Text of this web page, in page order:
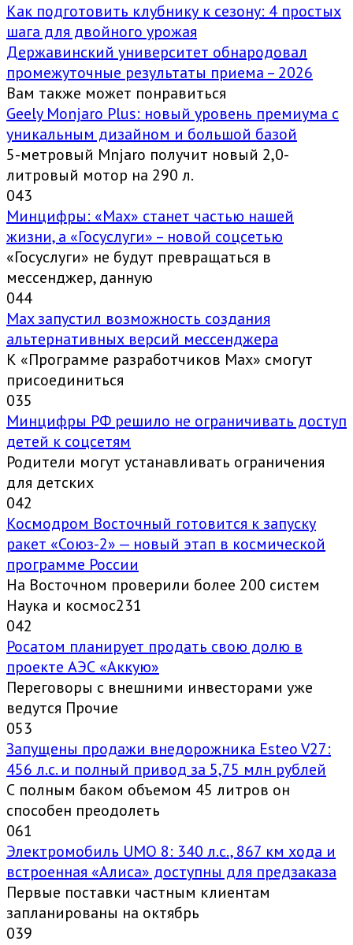
Как подготовить клубнику к сезону: 4 простых
шага для двойного урожая
Державинский университет обнародовал
промежуточные результаты приема – 2026
Вам также может понравиться
Geely Monjaro Plus: новый уровень премиума с
уникальным дизайном и большой базой
5-метровый Mnjaro получит новый 2,0-
литровый мотор на 290 л.
043
Минцифры: «Max» станет частью нашей
жизни, а «Госуслуги» – новой соцсетью
«Госуслуги» не будут превращаться в
мессенджер, данную
044
Max запустил возможность создания
альтернативных версий мессенджера
К «Программе разработчиков Max» смогут
присоединиться
035
Минцифры РФ решило не ограничивать доступ
детей к соцсетям
Родители могут устанавливать ограничения
для детских
042
Космодром Восточный готовится к запуску
ракет «Союз-2» — новый этап в космической
программе России
На Восточном проверили более 200 систем
Наука и космос231
042
Росатом планирует продать свою долю в
проекте АЭС «Аккую»
Переговоры с внешними инвесторами уже
ведутся Прочие
053
Запущены продажи внедорожника Esteo V27:
456 л.с. и полный привод за 5,75 млн рублей
С полным баком объемом 45 литров он
способен преодолеть
061
Электромобиль UMO 8: 340 л.с., 867 км хода и
встроенная «Алиса» доступны для предзаказа
Первые поставки частным клиентам
запланированы на октябрь
039